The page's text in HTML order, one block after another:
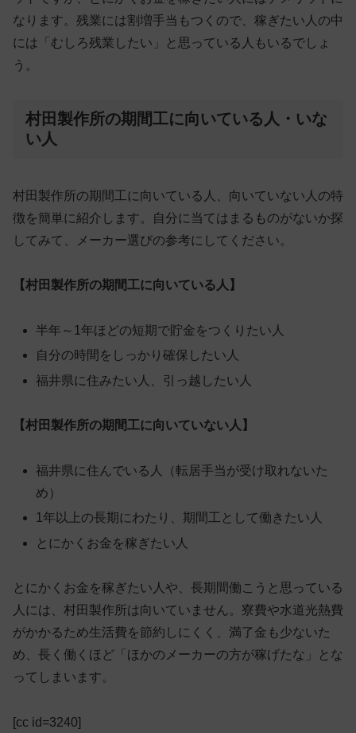
なります。残業には割増手当もつくので、稼ぎたい人の中
には「むしろ残業したい」と思っている人もいるでしょ
う。
村田製作所の期間工に向いている人・いな
い人
村田製作所の期間工に向いている人、向いていない人の特
徴を簡単に紹介します。自分に当てはまるものがないか探
してみて、メーカー選びの参考にしてください。
【村田製作所の期間工に向いている人】
半年～1年ほどの短期で貯金をつくりたい人
自分の時間をしっかり確保したい人
福井県に住みたい人、引っ越したい人
【村田製作所の期間工に向いていない人】
福井県に住んでいる人（転居手当が受け取れないた
め）
1年以上の長期にわたり、期間工として働きたい人
とにかくお金を稼ぎたい人
とにかくお金を稼ぎたい人や、長期間働こうと思っている
人には、村田製作所は向いていません。寮費や水道光熱費
がかかるため生活費を節約しにくく、満了金も少ないた
め、長く働くほど「ほかのメーカーの方が稼げたな」とな
ってしまいます。
[cc id=3240]